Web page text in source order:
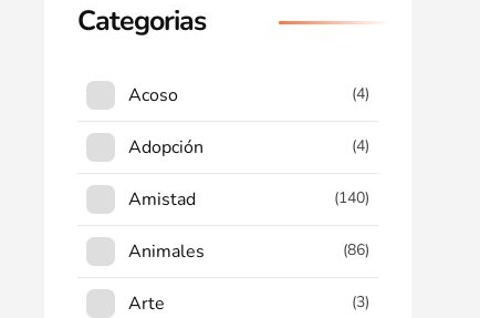
Categorias
Acoso (4)
Adopción (4)
Amistad (140)
Animales (86)
Arte (3)